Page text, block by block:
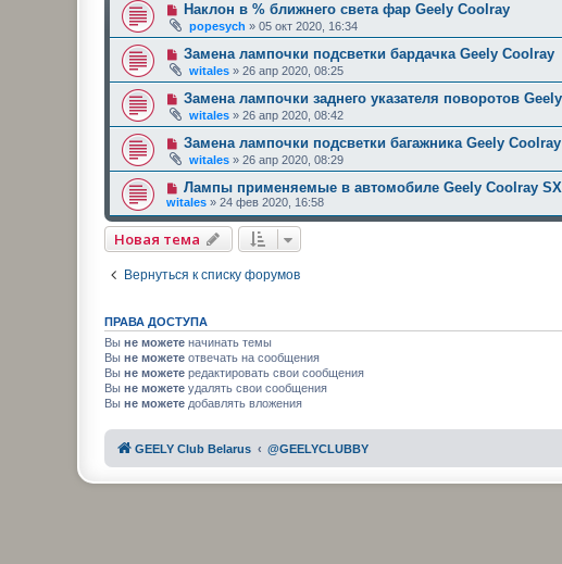
Наклон в % ближнего света фар Geely Coolray
popesych » 05 окт 2020, 16:34
Замена лампочки подсветки бардачка Geely Coolray
witales » 26 апр 2020, 08:25
Замена лампочки заднего указателя поворотов
witales » 26 апр 2020, 08:42
Замена лампочки подсветки багажника Geely Coolray
witales » 26 апр 2020, 08:29
Лампы применяемые в автомобиле Geely Coolray
witales » 24 фев 2020, 16:58
Новая тема
Вернуться к списку форумов
ПРАВА ДОСТУПА
Вы не можете начинать темы
Вы не можете отвечать на сообщения
Вы не можете редактировать свои сообщения
Вы не можете удалять свои сообщения
Вы не можете добавлять вложения
GEELY Club Belarus @GEELYCLUBBY